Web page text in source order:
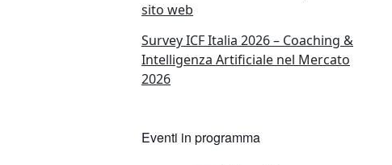
sito web
Survey ICF Italia 2026 – Coaching &
Intelligenza Artificiale nel Mercato
2026
Eventi in programma